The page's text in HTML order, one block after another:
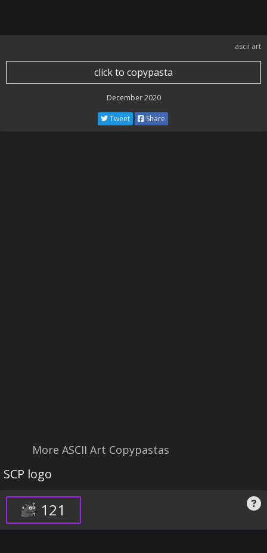
ascii art
click to copypasta
December 2020
Tweet Share
More ASCII Art Copypastas
SCP logo
121